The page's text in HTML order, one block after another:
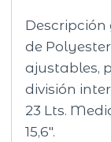
de
ajustables,
división
23 Lts.
15,6″.